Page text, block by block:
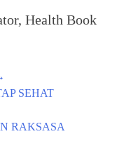
Health Book
SEHAT
RAKSASA